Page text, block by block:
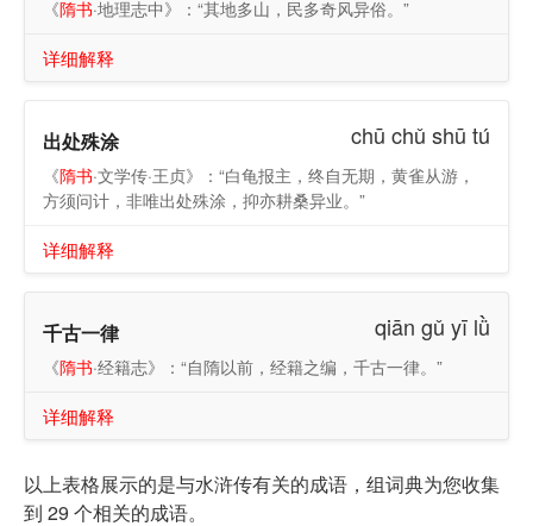
《隋书·地理志中》：“其地多山，民多奇风异俗。”
详细解释
出处殊涂 chū chǔ shū tú
《隋书·文学传·王贞》：“白龟报主，终自无期，黄雀从游，
方须问计，非唯出处殊涂，抑亦耕桑异业。”
详细解释
千古一律 qiān gǔ yī lǜ
《隋书·经籍志》：“自隋以前，经籍之编，千古一律。”
详细解释
以上表格展示的是与水浒传有关的成语，组词典为您收集
到 29 个相关的成语。